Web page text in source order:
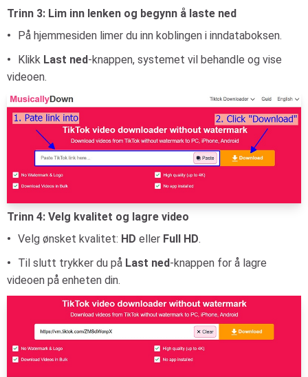
Trinn 3: Lim inn lenken og begynn å laste ned
På hjemmesiden limer du inn koblingen i inndataboksen.
Klikk Last ned-knappen, systemet vil behandle og vise
videoen.
Trinn 4: Velg kvalitet og lagre video
Velg ønsket kvalitet: HD eller Full HD.
Til slutt trykker du på Last ned-knappen for å lagre
videoen på enheten din.